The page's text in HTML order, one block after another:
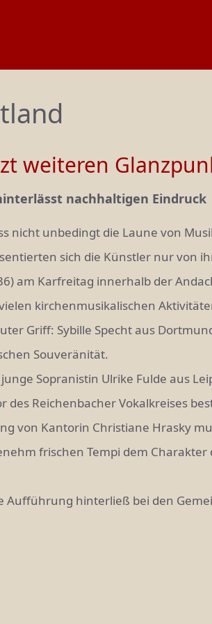
weiteren
nachhaltigen Eindruck
nicht unbedingt die Laune von
sich die Künstler nur von
am Karfreitag innerhalb der
kirchenmusikalischen
Griff: Sybille Specht aus
Souveränität.
Sopranistin Ulrike Fulde aus
des Reichenbacher Vokalkreises
von Kan­torin Christiane Hrasky
frischen Tempi dem
Aufführung hinterließ bei den